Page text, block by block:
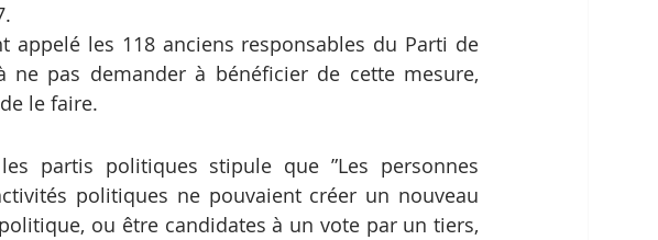
appelé les 118 anciens responsables du Parti de
ne pas demander à bénéficier de cette mesure,
le faire.
partis politiques stipule que ”Les personnes
politiques ne pouvaient créer un nouveau
ou être candidates à un vote par un tiers,